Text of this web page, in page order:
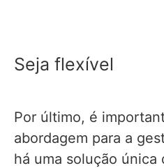
Seja flexível
Por último, é
abordagem para a
há uma solução única